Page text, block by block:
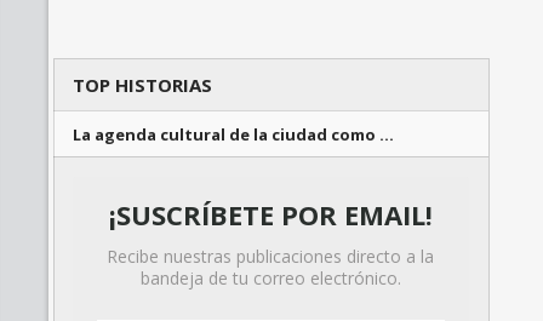
TOP HISTORIAS
La agenda cultural de la ciudad como …
¡SUSCRÍBETE POR EMAIL!
Recibe nuestras publicaciones directo a la
bandeja de tu correo electrónico.